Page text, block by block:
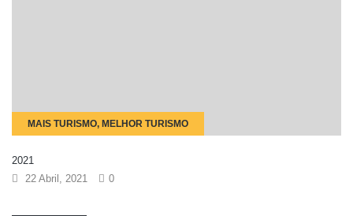
MAIS TURISMO, MELHOR TURISMO
2021
22 Abril, 2021
0